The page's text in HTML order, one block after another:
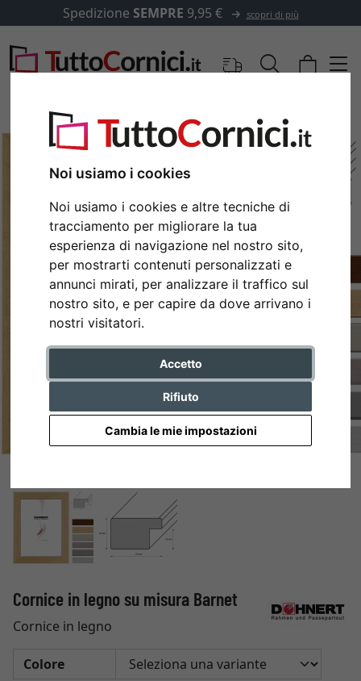
Noi usiamo i cookies
Noi usiamo i cookies e altre tecniche di
tracciamento per migliorare la tua
esperienza di navigazione nel nostro sito,
per mostrarti contenuti personalizzati e
annunci mirati, per analizzare il traffico sul
nostro sito, e per capire da dove arrivano i
nostri visitatori.
Accetto
Rifiuto
Cambia le mie impostazioni
Spedizione SEMPRE 9,95 € scopri di più
Indietro
Cornice in legno su misura Barnet
Cornice in legno
Colore